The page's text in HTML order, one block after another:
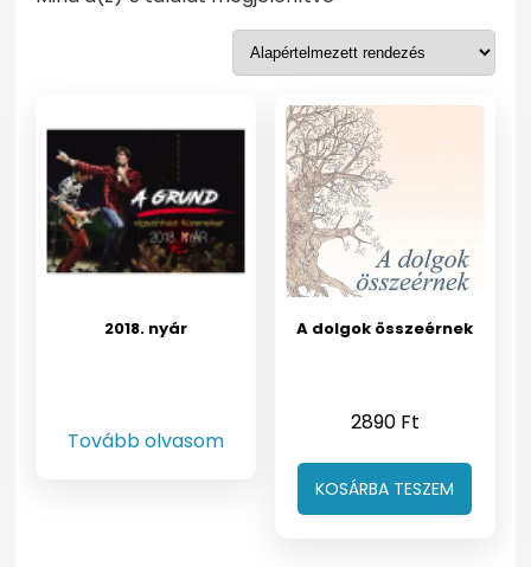
2018. nyár
Tovább olvasom
A dolgok összeérnek
2890 Ft
KOSÁRBA TESZEM